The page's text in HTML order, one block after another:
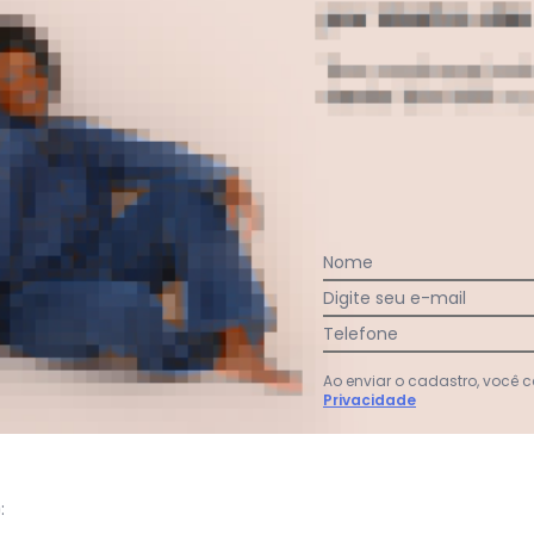
dia do mês, para o menor tamanho disponível.
da largura?
3%
66%
31%
O que as
Curto
Bom
Longo
Nome
Digite seu e-mail
Telefone
Ao enviar o cadastro, você
Privacidade